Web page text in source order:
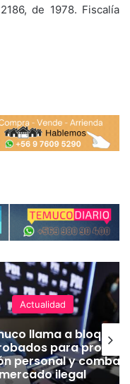
de 1978. Fiscalía
Actualidad
llama a bloquear
para
personal y
mercado ilegal